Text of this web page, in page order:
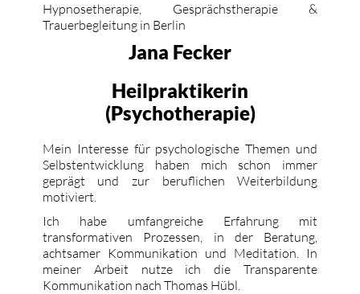
Hypnosetherapie, Gesprächstherapie &
Trauerbegleitung in Berlin
Jana Fecker
Heilpraktikerin
(Psychotherapie)
Mein Interesse für psychologische Themen und
Selbstentwicklung haben mich schon immer
geprägt und zur beruflichen Weiterbildung
motiviert.
Ich habe umfangreiche Erfahrung mit
transformativen Prozessen, in der Beratung,
achtsamer Kommunikation und Meditation. In
meiner Arbeit nutze ich die Transparente
Kommunikation nach Thomas Hübl.